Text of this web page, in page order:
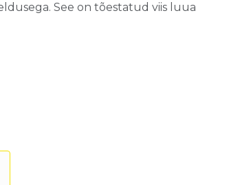
See on tõestatud viis luua